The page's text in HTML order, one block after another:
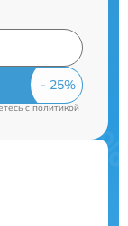
cполитикой